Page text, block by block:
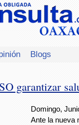
Blogs
garantizar
Domingo,
Ante la nueva